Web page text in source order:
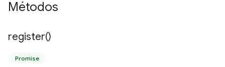
Métodos
register()
Promise